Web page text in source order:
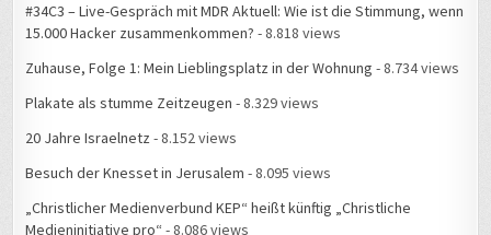
#34C3 – Live-Gespräch mit MDR Aktuell: Wie ist die Stimmung, wenn
15.000 Hacker zusammenkommen? - 8.818 views
Zuhause, Folge 1: Mein Lieblingsplatz in der Wohnung - 8.734 views
Plakate als stumme Zeitzeugen - 8.329 views
20 Jahre Israelnetz - 8.152 views
Besuch der Knesset in Jerusalem - 8.095 views
„Christlicher Medienverbund KEP“ heißt künftig „Christliche
Medieninitiative pro“ - 8.086 views